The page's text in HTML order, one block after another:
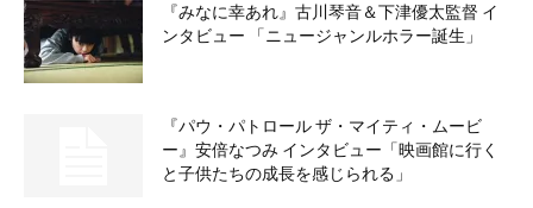
『みなに幸あれ』古川琴音＆下津優太監督 イ
ンタビュー 「ニュージャンルホラー誕生」
『パウ・パトロール ザ・マイティ・ムービ
ー』安倍なつみ インタビュー「映画館に行く
と子供たちの成長を感じられる」